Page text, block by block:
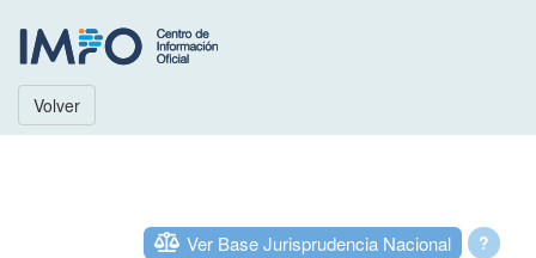
Volver
?
Ver Base Jurisprudencia Nacional